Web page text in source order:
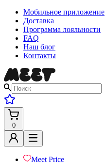
Мобильное приложение
Доставка
Программа лояльности
FAQ
Наш блог
Контакты
0
Meet Price